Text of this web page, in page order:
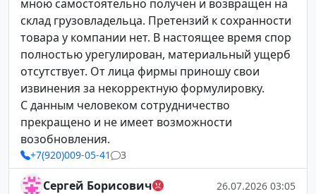
мною самостоятельно получен и возвращен на
склад грузовладельца. Претензий к сохранности
товара у компании нет. В настоящее время спор
полностью урегулирован, материальный ущерб
отсутствует. От лица фирмы приношу свои
извинения за некорректную формулировку.
С данным человеком сотрудничество
прекращено и не имеет возможности
возобновления.
+7(920)009-05-41 3
Сергей Борисович 26.07.2026 03:05